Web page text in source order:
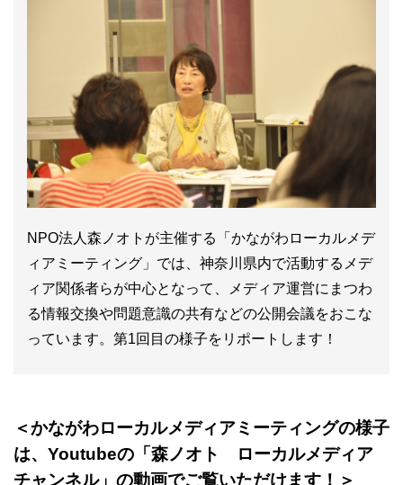
NPO法人森ノオトが主催する「かながわローカルメデ
ィアミーティング」では、神奈川県内で活動するメデ
ィア関係者らが中心となって、メディア運営にまつわ
る情報交換や問題意識の共有などの公開会議をおこな
っています。第1回目の様子をリポートします！
＜かながわローカルメディアミーティングの様子
は、Youtubeの「森ノオト ローカルメディア
チャンネル」の動画でご覧いただけます！＞